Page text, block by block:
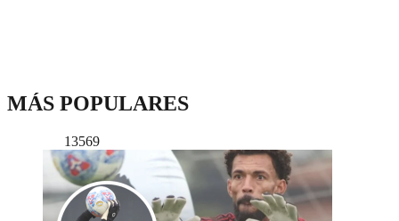
MÁS POPULARES
13569